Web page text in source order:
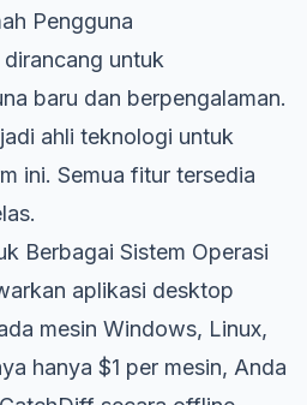
Pengguna
untuk
baru dan berpengalaman.
ahli teknologi untuk
ini. Semua fitur tersedia
Berbagai Sistem Operasi
aplikasi desktop
mesin Windows, Linux,
hanya $1 per mesin, Anda